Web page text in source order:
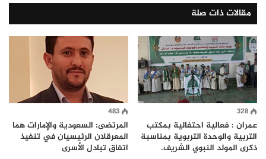
مقالات ذات صلة
328
عمران : فعالية احتفالية بمكتب
التربية والوحدة التربوية بمناسبة
ذكرى المولد النبوي الشريف.
483
المرتضى: السعودية والإمارات هما
المعرقلان الرئيسيان في تنفيذ
اتفاق تبادل الأسرى